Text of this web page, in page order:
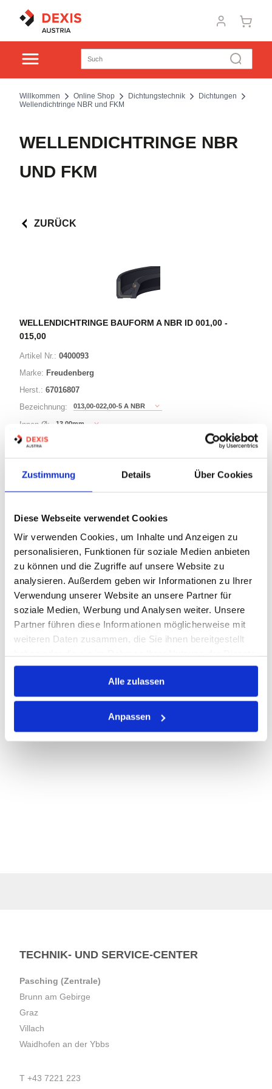
Zustimmung Details Über Cookies
Diese Webseite verwendet Cookies
Wir verwenden Cookies, um Inhalte und Anzeigen zu
personalisieren, Funktionen für soziale Medien anbieten
zu können und die Zugriffe auf unsere Website zu
analysieren. Außerdem geben wir Informationen zu Ihrer
Verwendung unserer Website an unsere Partner für
soziale Medien, Werbung und Analysen weiter. Unsere
Partner führen diese Informationen möglicherweise mit
weiteren Daten zusammen, die Sie ihnen bereitgestellt
gesammelt haben.
Alle zulassen
Anpassen
Willkommen Online Shop Dichtungstechnik
Dichtungen
Wellendichtringe NBR und FKM
WELLENDICHTRINGE NBR
UND FKM
ZURÜCK
WELLENDICHTRINGE BAUFORM A NBR ID 001,00 -
015,00
Artikel Nr.: 0400093
Marke: Freudenberg
Herst.: 67016807
Bezeichnung:
013,00-022,00-5 A NBR
Innen Ø: 13,00mm
Außen Ø:
STK Warenkorb
Auf Lager
Print
PRODUKTBESCHREIBUNG
TECHNIK- UND SERVICE-CENTER
Pasching (Zentrale)
Brunn am Gebirge
Graz
Villach
Waidhofen an der Ybbs
T +43 7221 223